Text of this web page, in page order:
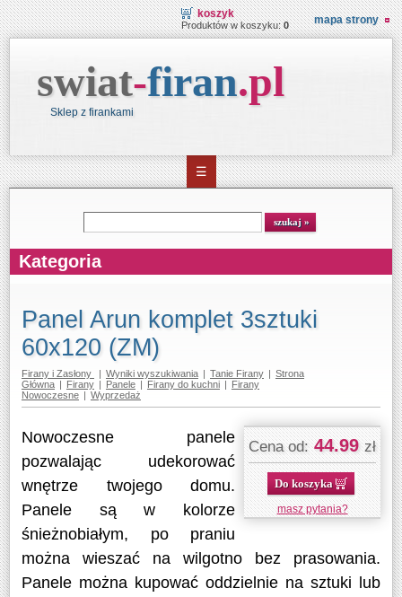
koszyk
Produktów w koszyku:0 mapa strony
swiat-firan.pl
Sklep z firankami
☰
Kategoria
Panel Arun komplet 3sztuki
60x120 (ZM)
Firany i Zasłony | Wyniki wyszukiwania | Tanie Firany | Strona
Główna | Firany | Panele | Firany do kuchni | Firany
Nowoczesne | Wyprzedaż
Cena od: 44.99 zł
Do koszyka
masz pytania?
Nowoczesne panele
pozwalając udekorować
wnętrze twojego domu.
Panele są w kolorze
śnieżnobiałym, po praniu
można wieszać na wilgotno bez prasowania.
Panele można kupować oddzielnie na sztuki lub